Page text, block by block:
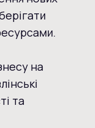
на
та